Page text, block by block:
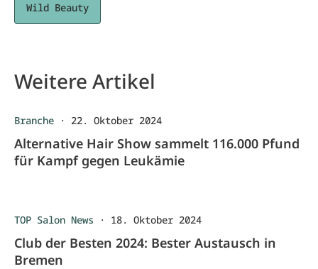
Wild Beauty
Weitere Artikel
Branche · 22. Oktober 2024
Alternative Hair Show sammelt 116.000 Pfund
für Kampf gegen Leukämie
TOP Salon News · 18. Oktober 2024
Club der Besten 2024: Bester Austausch in
Bremen